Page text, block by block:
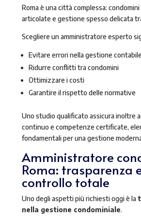
Roma è una città complessa:
articolate e gestione spesso delicata
Scegliere un amministratore esperto
Evitare errori nella gestione
Ridurre conflitti tra condomini
Ottimizzare i costi
Garantire il rispetto delle normative
Uno studio qualificato assicura inoltre
continuo e competenze certificate,
fondamentali per una gestione
Amministratore
Roma: trasparenza
controllo totale
Uno degli aspetti più richiesti oggi è la
nella gestione condominiale.